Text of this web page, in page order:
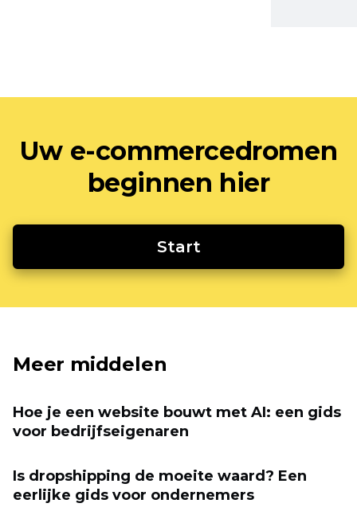
Uw e-commercedromen
beginnen hier
Start
Meer middelen
Hoe je een website bouwt met AI: een gids
voor bedrijfseigenaren
Is dropshipping de moeite waard? Een
eerlijke gids voor ondernemers